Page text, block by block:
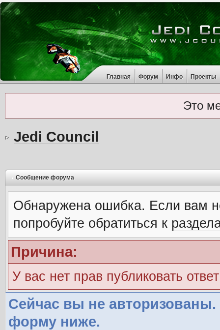
Главная Форум Инфо Проекты
Это
Jedi Council
Сообщение форума
Обнаружена ошибка. Если вам
попробуйте обратиться к
Причина:
У вас нет прав публиковать
Сейчас вы не авторизованы.
форму ниже.